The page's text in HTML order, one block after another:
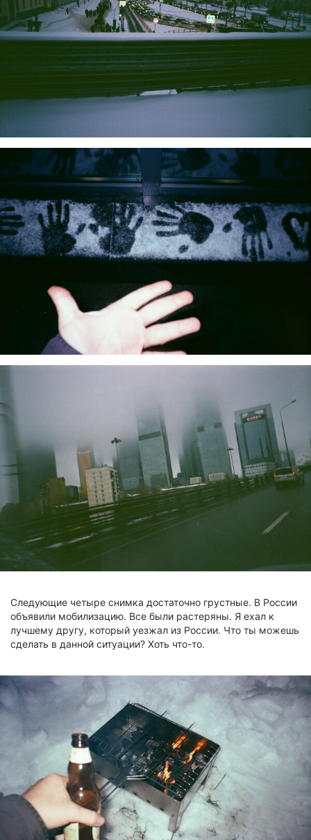
Следующие четыре снимка достаточно грустные. В России
объявили мобилизацию. Все были растеряны. Я ехал к
лучшему другу, который уезжал из России. Что ты можешь
сделать в данной ситуации? Хоть что-то.